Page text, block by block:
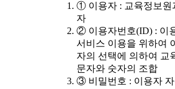
① 이용자 : 교육정보원
자
② 이용자번호(ID) : 이
서비스 이용을 위하여
자의 선택에 의하여 교
문자와 숫자의 조합
③ 비밀번호 : 이용자